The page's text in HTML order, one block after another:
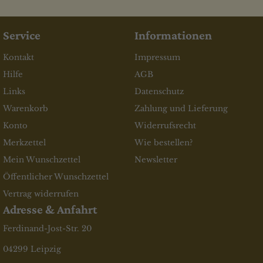
Service
Kontakt
Hilfe
Links
Warenkorb
Konto
Merkzettel
Mein Wunschzettel
Öffentlicher Wunschzettel
Vertrag widerrufen
Informationen
Impressum
AGB
Datenschutz
Zahlung und Lieferung
Widerrufsrecht
Wie bestellen?
Newsletter
Adresse & Anfahrt
Ferdinand-Jost-Str. 20
04299 Leipzig